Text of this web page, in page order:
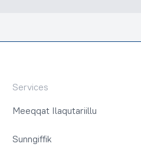
Services
Meeqqat Ilaqutariillu
Sunngiffik